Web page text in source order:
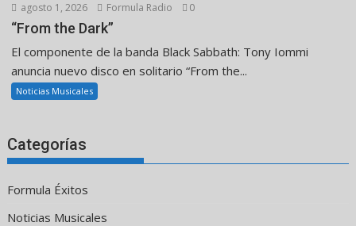
agosto 1, 2026 Formula Radio 0
“From the Dark”
El componente de la banda Black Sabbath: Tony Iommi
anuncia nuevo disco en solitario “From the...
Noticias Musicales
Categorías
Formula Éxitos
Noticias Musicales